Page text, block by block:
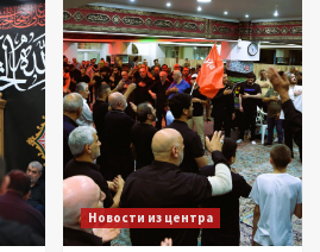
Новости из центра